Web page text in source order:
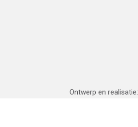
Ontwerp en realisatie: